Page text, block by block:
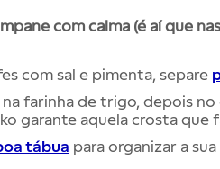
com calma (é aí que
com sal e pimenta, separe
na farinha de trigo, depois
garante aquela crosta que
tábua para organizar a